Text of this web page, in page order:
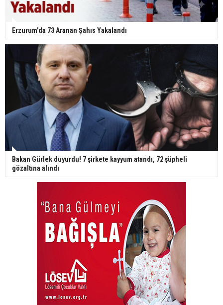
Erzurum'da 73 Aranan Şahıs Yakalandı
Bakan Gürlek duyurdu! 7 şirkete kayyum atandı, 72 şüpheli
gözaltına alındı